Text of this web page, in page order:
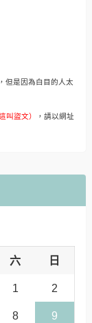
但是因為白目的人太
叫盜文） ，請以網址
六 日
1 2
8 9